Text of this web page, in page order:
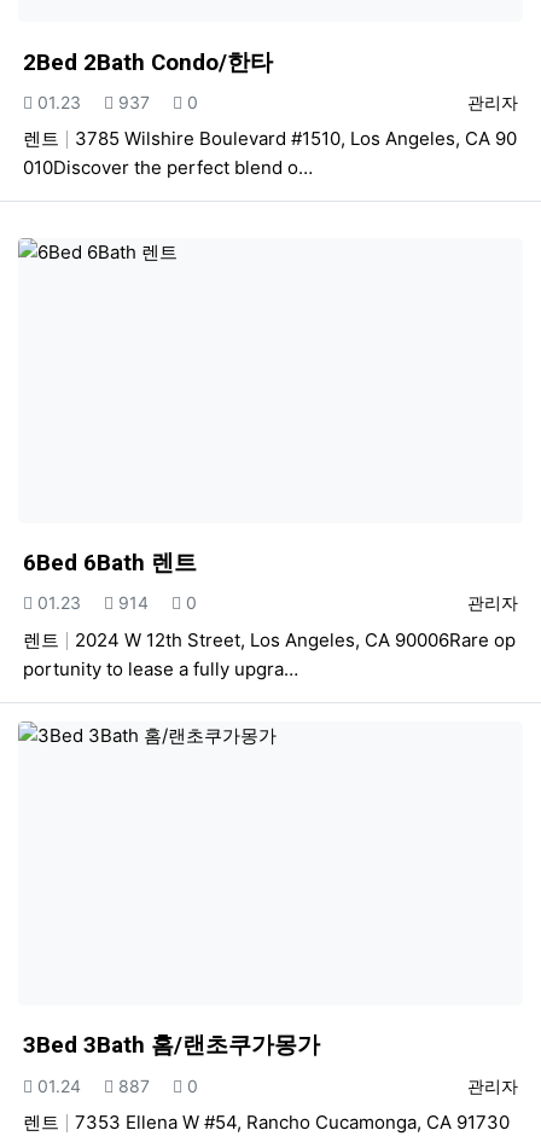
2Bed 2Bath Condo/한타
등록자
관리자
등록일
01.23 조회
937 추천
0
렌트
3785 Wilshire Boulevard #1510, Los Angeles, CA 90
010Discover the perfect blend o…
6Bed 6Bath 렌트
등록자
관리자
등록일
01.23 조회
914 추천
0
렌트
2024 W 12th Street, Los Angeles, CA 90006Rare op
portunity to lease a fully upgra…
3Bed 3Bath 홈/랜초쿠가몽가
등록자
관리자
등록일
01.24 조회
887 추천
0
렌트
7353 Ellena W #54, Rancho Cucamonga, CA 91730